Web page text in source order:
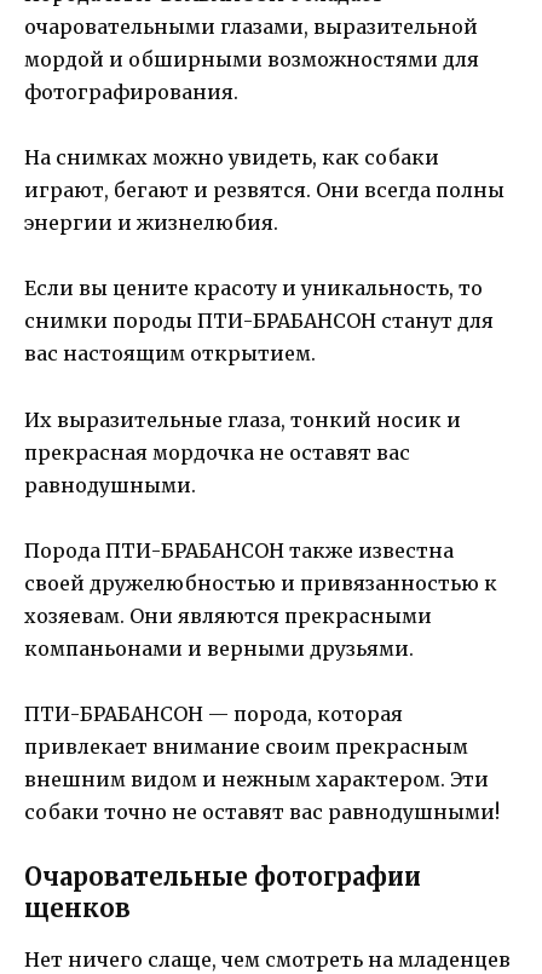
очаровательными глазами, выразительной
мордой и обширными возможностями для
фотографирования.
На снимках можно увидеть, как собаки
играют, бегают и резвятся. Они всегда полны
энергии и жизнелюбия.
Если вы цените красоту и уникальность, то
снимки породы ПТИ-БРАБАНСОН станут для
вас настоящим открытием.
Их выразительные глаза, тонкий носик и
прекрасная мордочка не оставят вас
равнодушными.
Порода ПТИ-БРАБАНСОН также известна
своей дружелюбностью и привязанностью к
хозяевам. Они являются прекрасными
компаньонами и верными друзьями.
ПТИ-БРАБАНСОН — порода, которая
привлекает внимание своим прекрасным
внешним видом и нежным характером. Эти
собаки точно не оставят вас равнодушными!
Очаровательные фотографии
щенков
Нет ничего слаще, чем смотреть на младенцев